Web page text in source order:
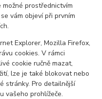
prostřednictvím
vám objeví při prvním
Explorer, Mozilla Firefox,
cookies. V rámci
cookie ručně mazat,
lze je také blokovat nebo
stránky. Pro detailnější
vašeho prohlížeče.